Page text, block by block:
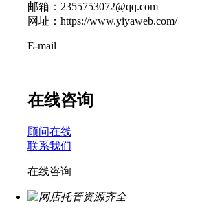
邮箱：2355753072@qq.com
网址：https://www.yiyaweb.com/
E-mail
在线咨询
顾问在线
联系我们
在线咨询